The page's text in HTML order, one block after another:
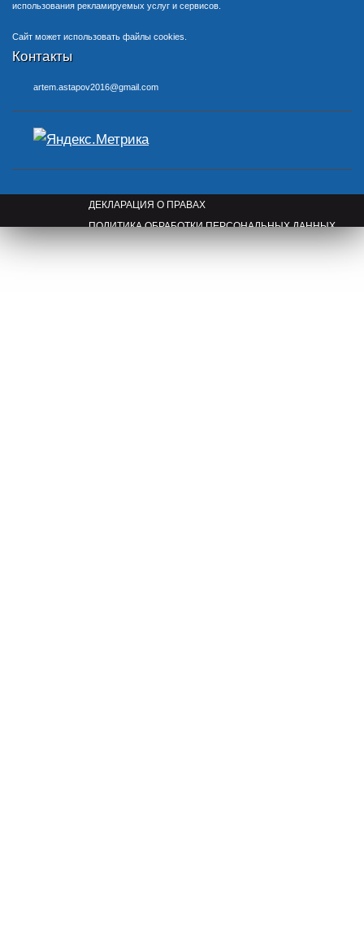
использования рекламируемых услуг и сервисов.
Сайт может использовать файлы cookies.
Контакты
artem.astapov2016@gmail.com
ДЕКЛАРАЦИЯ О ПРАВАХ
ПОЛИТИКА ОБРАБОТКИ ПЕРСОНАЛЬНЫХ ДАННЫХ